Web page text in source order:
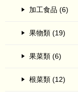
加工食品 (6)
果物類 (19)
果菜類 (6)
根菜類 (12)